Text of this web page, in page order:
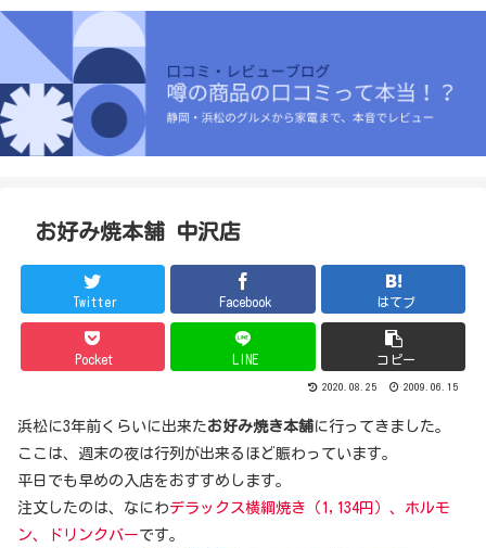
お好み焼本舗 中沢店
Twitter Facebook はてブ
Pocket LINE コピー
2020.08.25 2009.06.15
浜松に3年前くらいに出来たお好み焼き本舗に行ってきました。
ここは、週末の夜は行列が出来るほど賑わっています。
平日でも早めの入店をおすすめします。
注文したのは、なにわデラックス横綱焼き（1,134円）、ホルモ
ン、ドリンクバーです。